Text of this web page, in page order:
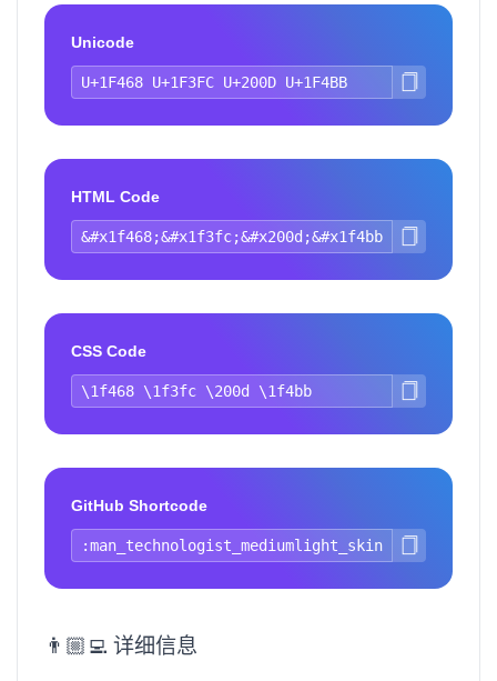
Unicode
HTML Code
CSS Code
GitHub Shortcode
👨🏼‍💻 详细信息